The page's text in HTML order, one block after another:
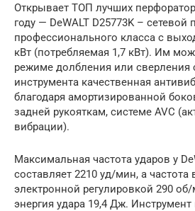
Открывает ТОП лучших
году — DeWALT D25773K – сетевой
профессионального класса с
кВт (потребляемая 1,7 кВт). Им
режиме долбления или сверления
инструмента качественная
благодаря амортизированной
задней рукояткам, системе AVC
вибрации).
Максимальная частота ударов у
составляет 2210 уд/мин, а частота
электронной регулировкой 290
энергия удара 19,4 Дж.